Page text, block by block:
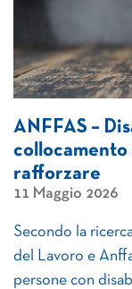
ANFFAS –
collocamento
rafforzare
11 Maggio 2026
Secondo la
del Lavoro e
persone con